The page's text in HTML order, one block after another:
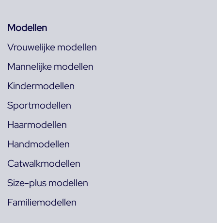
Modellen
Vrouwelijke modellen
Mannelijke modellen
Kindermodellen
Sportmodellen
Haarmodellen
Handmodellen
Catwalkmodellen
Size-plus modellen
Familiemodellen